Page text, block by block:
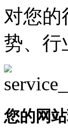
对您的
势、行
您的网